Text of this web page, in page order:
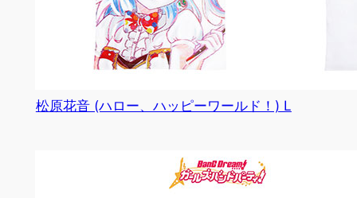
松原花音 (ハロー、ハッピーワールド！) L